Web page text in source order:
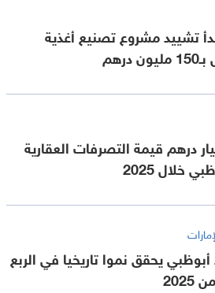
تشييد مشروع تصنيع أغذية
درهم
مليار درهم قيمة التصرفات العقارية
خلال 2025
يحقق نموا تاريخيا في الربع